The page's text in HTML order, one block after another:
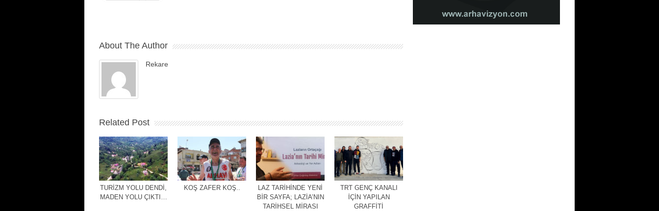
About The Author
Rekare
Related Post
TURİZM YOLU DENDİ,
MADEN YOLU ÇIKTI…
KOŞ ZAFER KOŞ..
LAZ TARİHİNDE YENİ
BİR SAYFA; LAZİA’NIN
TARİHSEL MİRASI
TRT GENÇ KANALI
İÇİN YAPILAN
GRAFFİTİ